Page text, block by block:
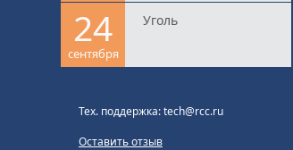
24
сентября
Уголь
Тех. поддержка: tech@rcc.ru
Оставить отзыв